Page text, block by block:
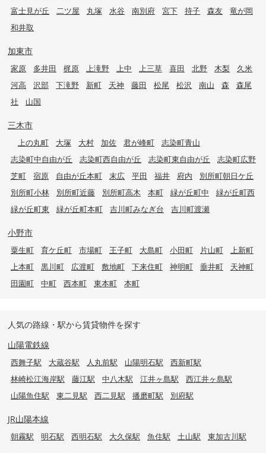
富士見が丘
二ツ屋 丸塚 水谷 南別府 宮下 持子 森友
竜が岡
和井取
加東市
家原 多井田 梶原 上滝野 上中 上三草 喜田 北野 木梨
久米
河高
沢部 下滝野 新町 天神 藤田 松尾 松沢 南山 森
森尾
社
山国
三木市
上の丸町 大塚 大村 加佐 君が峰町
志染町青山
志染町中自由が丘
志染町西自由が丘 志染町東自由が丘
志染町広野
芝町
宿原 自由が丘本町 末広 平田 福井 府内
別所町朝日ケ丘
別所町小林
別所町近藤 別所町高木 本町 緑が丘町中
緑が丘町西
緑が丘町東
緑が丘町本町 吉川町みなぎ台 吉川町渡瀬
小野市
粟生町 育ケ丘町 市場町 王子町 大島町 小田町 片山町
上新町
上本町
黒川町 広渡町 敷地町 下来住町 神明町 垂井町
天神町
田園町
中町 西本町 東本町 本町
人気の路線・駅から賃貸物件を探す
山陽電鉄線
西舞子駅 大蔵谷駅 人丸前駅 山陽明石駅
西新町駅
林崎松江海岸駅
藤江駅 中八木駅 江井ヶ島駅
西江井ヶ島駅
山陽魚住駅
東二見駅 西二見駅 播磨町駅 別府駅
JR山陽本線
朝霧駅 明石駅 西明石駅 大久保駅 魚住駅 土山駅 東加古川駅